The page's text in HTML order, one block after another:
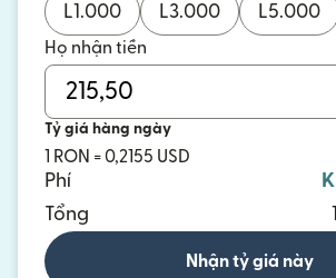
L1.000 L3.000 L5.000
Họ nhận tiền
Tỷ giá hàng ngày
1 RON = 0,2155 USD
Phí
Tổng
Nhận tỷ giá này